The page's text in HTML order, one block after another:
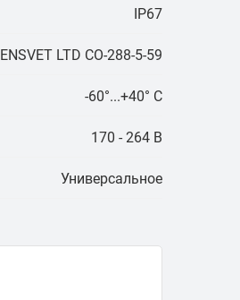
IP67
LTD СО-288-5-59
-60°...+40° C
170 - 264 В
Универсальное